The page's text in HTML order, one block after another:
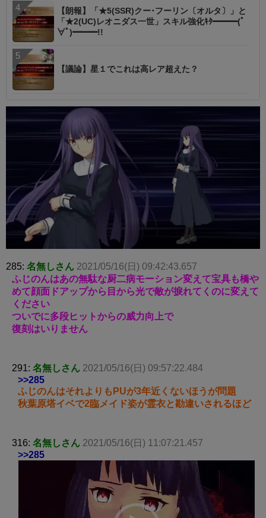
【朗報】「★5(SSR)クー･フーリン〔オルタ〕」と
「★2(UC)レオニダス一世」スキル強化ｷﾀ━━━(ﾟ
∀ﾟ)━━━!!
【議論】星１でこれは高レア超えた？
285: 名無しさん 2021/05/16(日) 09:42:43.657
ふじのんはあの無駄な厨二病モーション変えて宝具も橋や
めて顔面ドアップから目から光で敵が捩れてくのに変えて
ください
ついでに多段ヒットからの威力向上で
復刻はいりません
291: 名無しさん 2021/05/16(日) 09:57:22.484
>>285
ふじのんはそれよりもPUが3年近くないほうが問題
秋葉原塔イベで2臨メイド姿が霊衣と勘違いされるほど
316: 名無しさん 2021/05/16(日) 11:07:21.457
>>285